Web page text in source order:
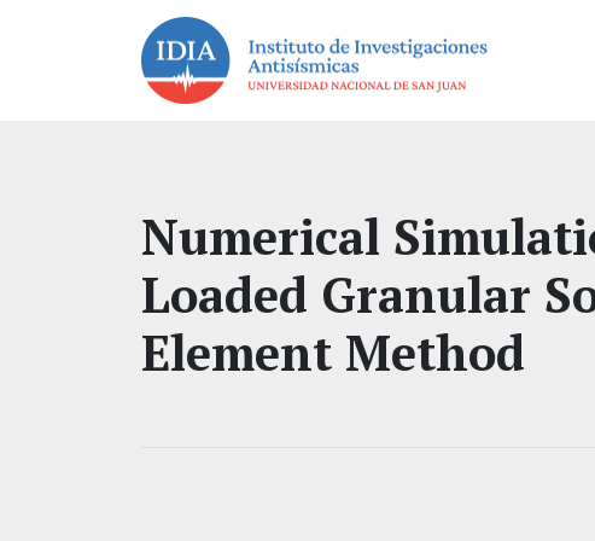
Numerical
Loaded Granular
Element Method